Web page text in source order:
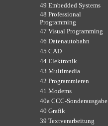
49 Embedded Systems
48 Professional
Programming
47 Visual Programming
46 Datenautobahn
45 CAD
44 Elektronik
43 Multimedia
42 Programmieren
41 Modems
40a CCC-Sonderausgabe
40 Grafik
39 Textverarbeitung